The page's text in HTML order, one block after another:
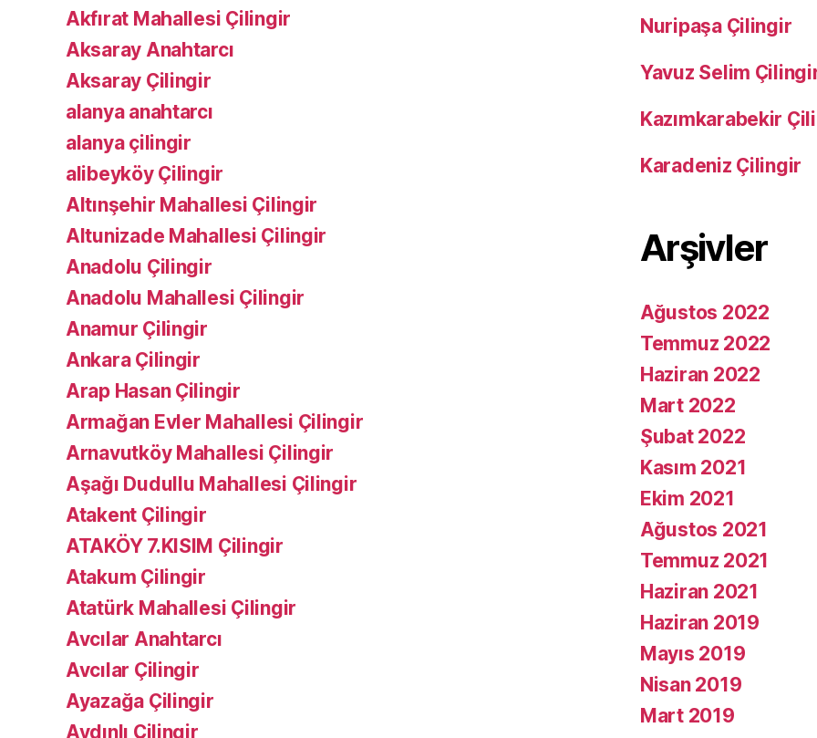
Akfırat Mahallesi Çilingir
Aksaray Anahtarcı
Aksaray Çilingir
alanya anahtarcı
alanya çilingir
alibeyköy Çilingir
Altınşehir Mahallesi Çilingir
Altunizade Mahallesi Çilingir
Anadolu Çilingir
Anadolu Mahallesi Çilingir
Anamur Çilingir
Ankara Çilingir
Arap Hasan Çilingir
Armağan Evler Mahallesi Çilingir
Arnavutköy Mahallesi Çilingir
Aşağı Dudullu Mahallesi Çilingir
Atakent Çilingir
ATAKÖY 7.KISIM Çilingir
Atakum Çilingir
Atatürk Mahallesi Çilingir
Avcılar Anahtarcı
Avcılar Çilingir
Ayazağa Çilingir
Aydınlı Çilingir
Nuripaşa Çilingir
Yavuz Selim
Kazımkarabekir
Karadeniz Çilingir
Arşivler
Ağustos 2022
Temmuz 2022
Haziran 2022
Mart 2022
Şubat 2022
Kasım 2021
Ekim 2021
Ağustos 2021
Temmuz 2021
Haziran 2021
Haziran 2019
Mayıs 2019
Nisan 2019
Mart 2019